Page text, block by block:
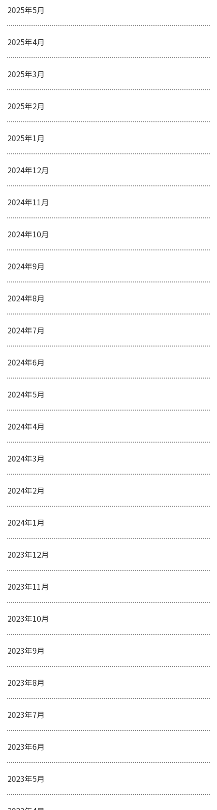
2025年5月
2025年4月
2025年3月
2025年2月
2025年1月
2024年12月
2024年11月
2024年10月
2024年9月
2024年8月
2024年7月
2024年6月
2024年5月
2024年4月
2024年3月
2024年2月
2024年1月
2023年12月
2023年11月
2023年10月
2023年9月
2023年8月
2023年7月
2023年6月
2023年5月